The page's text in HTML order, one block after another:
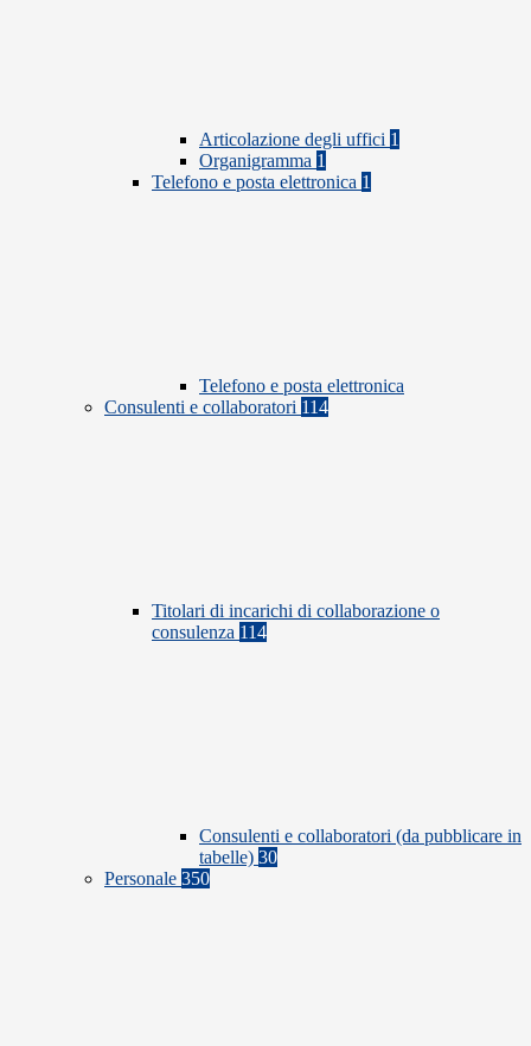
Articolazione degli uffici 1
Organigramma 1
Telefono e posta elettronica 1
Telefono e posta elettronica
Consulenti e collaboratori 114
Titolari di incarichi di collaborazione o
consulenza 114
Consulenti e collaboratori (da pubblicare in
tabelle) 30
Personale 350